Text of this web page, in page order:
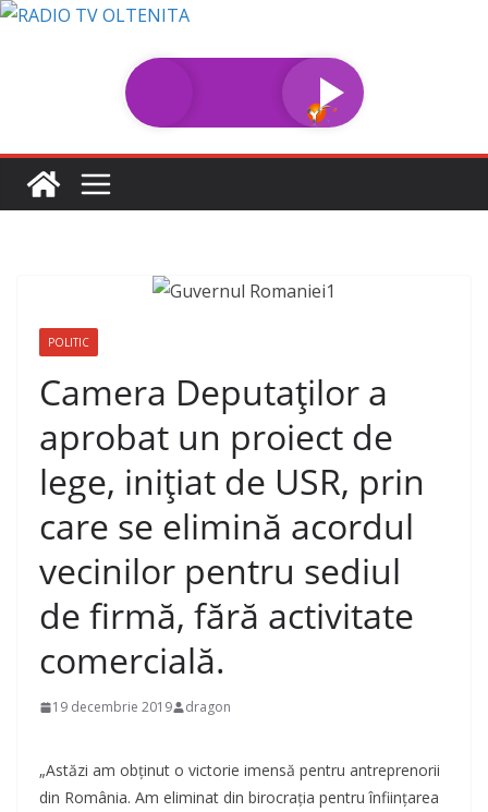
Sari
POLITIC
Camera Deputaților a
aprobat un proiect de
lege, inițiat de USR, prin
care se elimină acordul
vecinilor pentru sediul
de firmă, fără activitate
comercială.
19 decembrie 2019 dragon
„Astăzi am obținut o victorie imensă pentru antreprenorii
din România. Am eliminat din birocrația pentru înființarea